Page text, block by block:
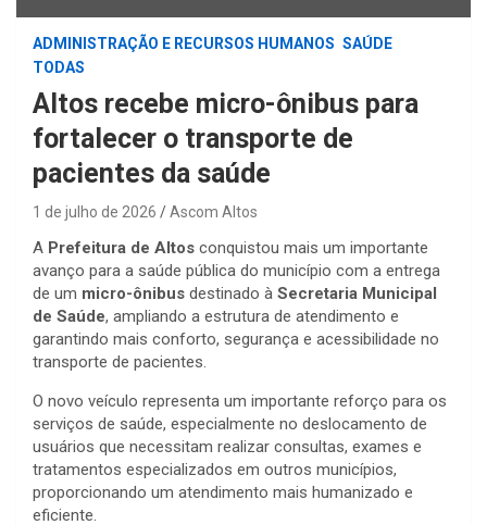
ADMINISTRAÇÃO E RECURSOS HUMANOS SAÚDE
TODAS
Altos recebe micro-ônibus para
fortalecer o transporte de
pacientes da saúde
1 de julho de 2026 Ascom Altos
A Prefeitura de Altos conquistou mais um importante
avanço para a saúde pública do município com a entrega
de um micro-ônibus destinado à Secretaria Municipal
de Saúde, ampliando a estrutura de atendimento e
garantindo mais conforto, segurança e acessibilidade no
transporte de pacientes.
O novo veículo representa um importante reforço para os
serviços de saúde, especialmente no deslocamento de
usuários que necessitam realizar consultas, exames e
tratamentos especializados em outros municípios,
proporcionando um atendimento mais humanizado e
eficiente.